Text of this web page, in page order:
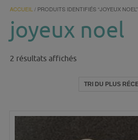
ACCUEIL / PRODUITS IDENTIFIÉS “JOYEUX NOEL”
joyeux noel
2 résultats affichésTrié
plus
plus